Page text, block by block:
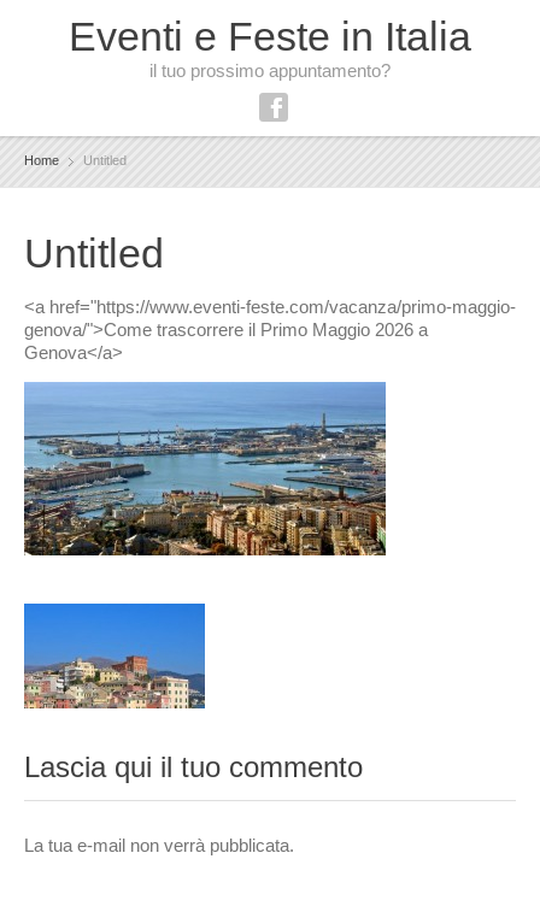
Eventi e Feste in Italia
il tuo prossimo appuntamento?
Home Untitled
Untitled
<a href="https://www.eventi-feste.com/vacanza/primo-maggio-
genova/">Come trascorrere il Primo Maggio 2026 a
Genova</a>
Lascia qui il tuo commento
La tua e-mail non verrà pubblicata.